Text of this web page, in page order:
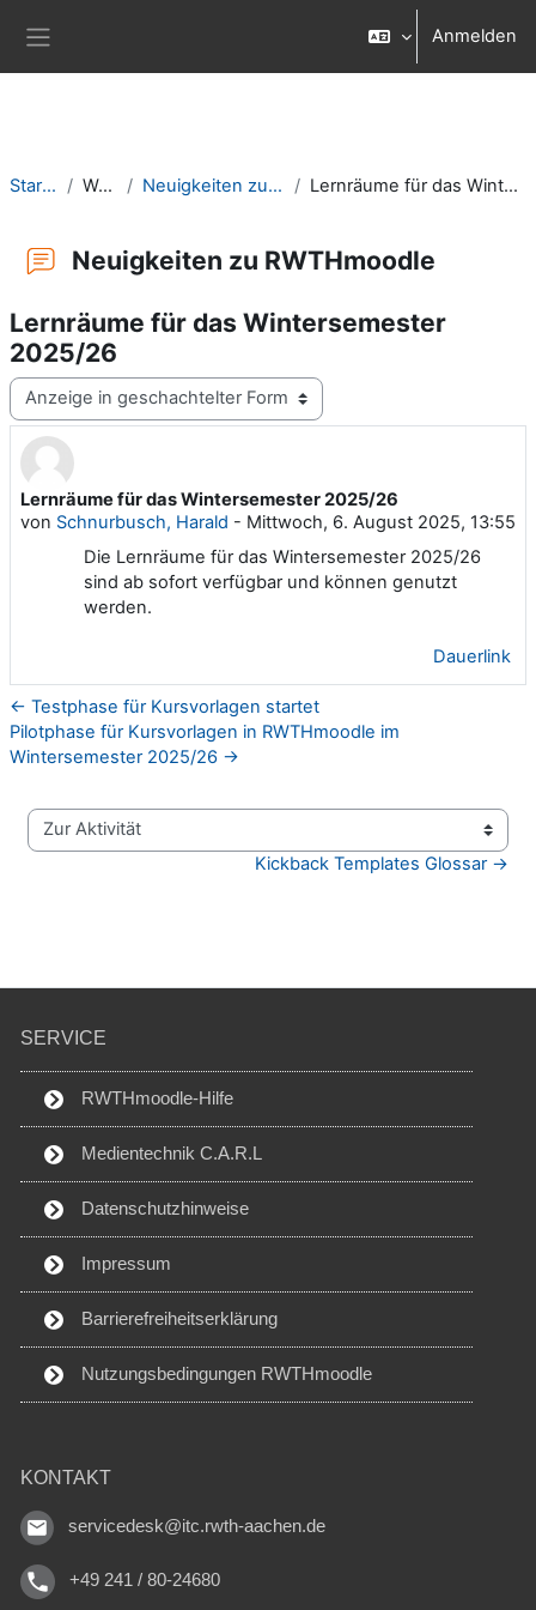
Anmelden
Startseite Website Neuigkeiten zu RWTHmoodle Lernräume für das Wintersemester 2025/26
Neuigkeiten zu RWTHmoodle
Lernräume für das Wintersemester
2025/26
Anzeigemodus
Lernräume für das Wintersemester 2025/26
von Schnurbusch, Harald - Mittwoch, 6. August 2025, 13:55
Anzahl Antworten: 0
Die Lernräume für das Wintersemester 2025/26
sind ab sofort verfügbar und können genutzt
werden.
Dauerlink
← Testphase für Kursvorlagen startet
Pilotphase für Kursvorlagen in RWTHmoodle im
Wintersemester 2025/26 →
Zur Aktivität
Kickback Templates Glossar →
SERVICE
RWTHmoodle-Hilfe
Medientechnik C.A.R.L
Datenschutzhinweise
Impressum
Barrierefreiheitserklärung
Nutzungsbedingungen RWTHmoodle
KONTAKT
servicedesk@itc.rwth-aachen.de
+49 241 / 80-24680